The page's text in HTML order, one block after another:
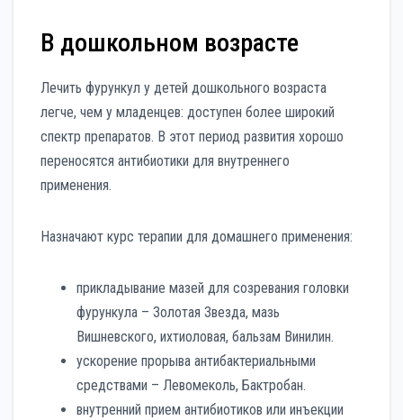
В дошкольном возрасте
Лечить фурункул у детей дошкольного возраста
легче, чем у младенцев: доступен более широкий
спектр препаратов. В этот период развития хорошо
переносятся антибиотики для внутреннего
применения.
Назначают курс терапии для домашнего применения:
прикладывание мазей для созревания головки
фурункула – Золотая Звезда, мазь
Вишневского, ихтиоловая, бальзам Винилин.
ускорение прорыва антибактериальными
средствами – Левомеколь, Бактробан.
внутренний прием антибиотиков или инъекции